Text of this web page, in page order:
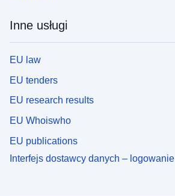
Inne usługi
EU law
EU tenders
EU research results
EU Whoiswho
EU publications
Interfejs dostawcy danych – logowanie